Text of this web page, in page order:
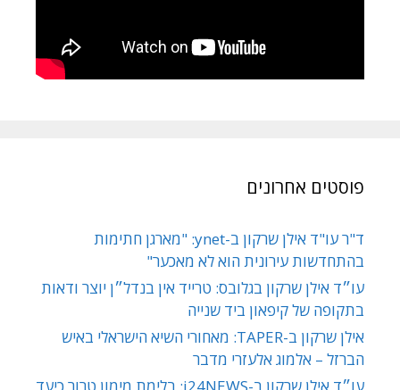
פוסטים אחרונים
ד"ר עו"ד אילן שרקון ב-ynet: "מארגן חתימות
בהתחדשות עירונית הוא לא מאכער"
עו״ד אילן שרקון בגלובס: טרייד אין בנדל״ן יוצר ודאות
בתקופה של קיפאון ביד שנייה
אילן שרקון ב-TAPER: מאחורי השיא הישראלי באיש
הברזל – אלמוג אלעזרי מדבר